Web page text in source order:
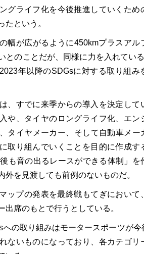
グライフ化を今後推進していくため
たという。
幅が広がるように450kmプラスアル
とのことだが、同様に力を入れてい
年以降のSDGsに対する取り組み
、すでに来季からの導入を決定して
や、タイヤのロングライフ化、エン
タイヤメーカー、そして自動車メー
取り組んでいくことを目的に作成す
も音の出るレースができる体制」を
外を見渡しても前例のないものだ。
ップの発表を最終戦もてぎにおいて
出席のもとで行うとしている。
の取り組みはモータースポーツが今
ないものになっており、各カテゴリ